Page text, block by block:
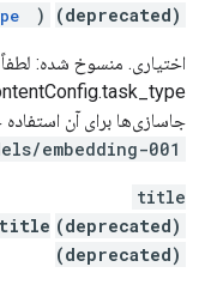
(deprecated)
)
اختیاری. منسوخ شده: لطفاً
جاسازی‌ها برای آن
embedding-001
title
(deprecated)
title
(deprecated)